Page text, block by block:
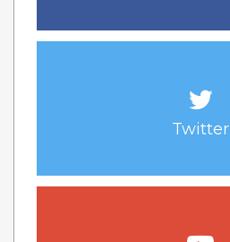
Twitter